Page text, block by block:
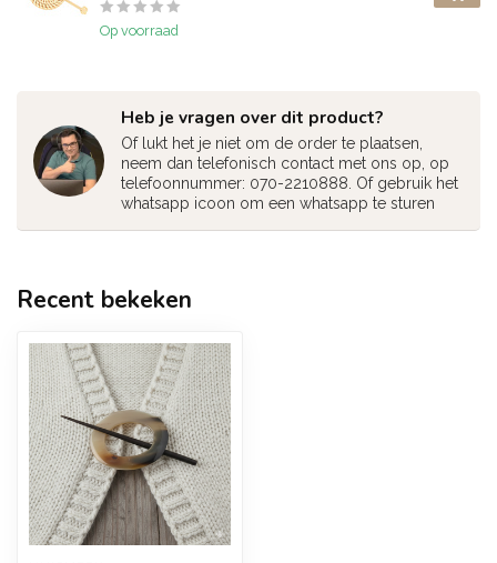
Op voorraad
Heb je vragen over dit product?
Of lukt het je niet om de order te plaatsen,
neem dan telefonisch contact met ons op, op
telefoonnummer: 070-2210888. Of gebruik het
whatsapp icoon om een whatsapp te sturen
Recent bekeken